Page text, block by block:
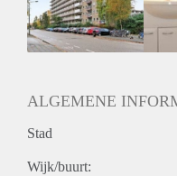
3,1 X Maandhuur Bruto
Huurtermijn
Onbepaalde termijn
ALGEMENE
Stad
Wijk/buurt: